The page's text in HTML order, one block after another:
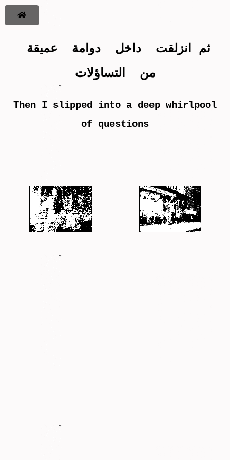
ثم انزلقت داخل دوامة عميقة
من التساؤلات
Then I slipped into a deep whirlpool
of questions